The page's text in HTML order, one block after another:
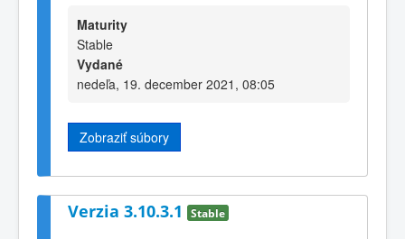
Maturity
Stable
Vydané
nedeľa, 19. december 2021, 08:05
Zobraziť súbory
Verzia 3.10.3.1 Stable